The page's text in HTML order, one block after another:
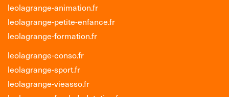
leolagrange-animation.fr
leolagrange-petite-enfance.fr
leolagrange-formation.fr
leolagrange-conso.fr
leolagrange-sport.fr
leolagrange-vieasso.fr